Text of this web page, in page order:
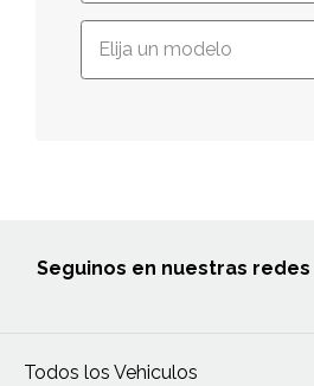
Seguinos en nuestras redes
Todos los Vehiculos